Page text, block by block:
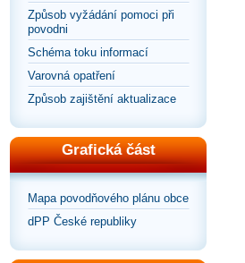
Způsob vyžádání pomoci při
povodni
Schéma toku informací
Varovná opatření
Způsob zajištění aktualizace
Grafická část
Mapa povodňového plánu obce
dPP České republiky